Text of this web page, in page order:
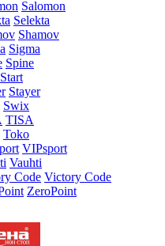
Salomon
Selekta
Shamov
Sigma
Spine
Start
Stayer
Swix
TISA
Toko
VIPsport
Vauhti
Victory Code
ZeroPoint